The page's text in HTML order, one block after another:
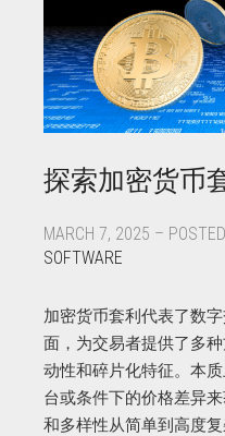
探索加密货币
MARCH 7, 2025 –
SOFTWARE
加密货币套利代表了数
面，为交易者提供了多
动性和碎片化特征。本
台或条件下的价格差异
和多样性从简单到高度